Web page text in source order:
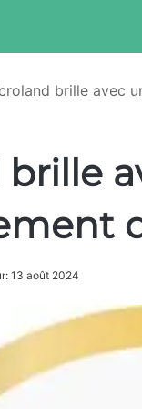
brille avec
13 août 2024